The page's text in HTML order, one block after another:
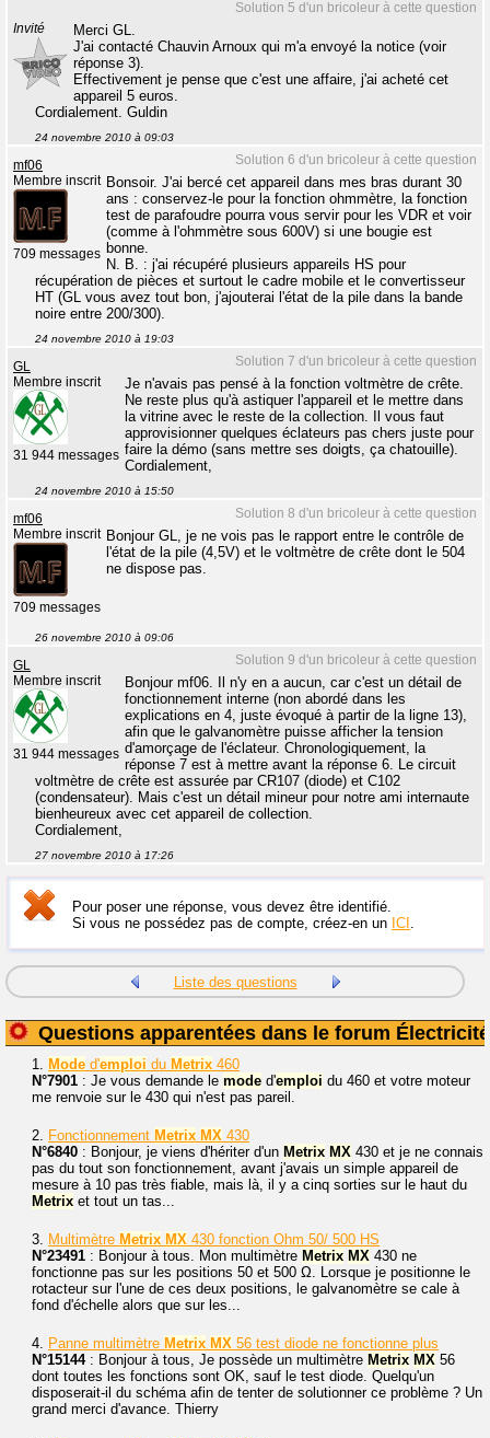
Solution 5 d'un bricoleur à cette question
Invité
Merci GL.
J'ai contacté Chauvin Arnoux qui m'a envoyé la notice (voir
réponse 3).
Effectivement je pense que c'est une affaire, j'ai acheté cet
appareil 5 euros.
Cordialement. Guldin
24 novembre 2010 à 09:03
Solution 6 d'un bricoleur à cette question
mf06
Membre inscrit
709 messages
Bonsoir. J'ai bercé cet appareil dans mes bras durant 30
ans : conservez-le pour la fonction ohmmètre, la fonction
test de parafoudre pourra vous servir pour les VDR et voir
(comme à l'ohmmètre sous 600V) si une bougie est
bonne.
N. B. : j'ai récupéré plusieurs appareils HS pour
récupération de pièces et surtout le cadre mobile et le convertisseur
HT (GL vous avez tout bon, j'ajouterai l'état de la pile dans la bande
noire entre 200/300).
24 novembre 2010 à 19:03
Solution 7 d'un bricoleur à cette question
GL
Membre inscrit
31 944 messages
Je n'avais pas pensé à la fonction voltmètre de crête.
Ne reste plus qu'à astiquer l'appareil et le mettre dans
la vitrine avec le reste de la collection. Il vous faut
approvisionner quelques éclateurs pas chers juste pour
faire la démo (sans mettre ses doigts, ça chatouille).
Cordialement,
24 novembre 2010 à 15:50
Solution 8 d'un bricoleur à cette question
mf06
Membre inscrit
709 messages
Bonjour GL, je ne vois pas le rapport entre le contrôle de
l'état de la pile (4,5V) et le voltmètre de crête dont le 504
ne dispose pas.
26 novembre 2010 à 09:06
Solution 9 d'un bricoleur à cette question
GL
Membre inscrit
31 944 messages
Bonjour mf06. Il n'y en a aucun, car c'est un détail de
fonctionnement interne (non abordé dans les
explications en 4, juste évoqué à partir de la ligne 13),
afin que le galvanomètre puisse afficher la tension
d'amorçage de l'éclateur. Chronologiquement, la
réponse 7 est à mettre avant la réponse 6. Le circuit
voltmètre de crête est assurée par CR107 (diode) et C102
(condensateur). Mais c'est un détail mineur pour notre ami internaute
bienheureux avec cet appareil de collection.
Cordialement,
27 novembre 2010 à 17:26
Pour poser une réponse, vous devez être identifié.
Si vous ne possédez pas de compte, créez-en un ICI .
Liste des questions
Questions apparentées dans le forum Électricité
1. Mode d'emploi du Metrix 460
N°7901 : Je vous demande le mode d'emploi du 460 et votre moteur
me renvoie sur le 430 qui n'est pas pareil.
2. Fonctionnement Metrix MX 430
N°6840 : Bonjour, je viens d'hériter d'un Metrix MX 430 et je ne connais
pas du tout son fonctionnement, avant j'avais un simple appareil de
mesure à 10 pas très fiable, mais là, il y a cinq sorties sur le haut du
Metrix et tout un tas...
3. Multimètre Metrix MX 430 fonction Ohm 50/ 500 HS
N°23491 : Bonjour à tous. Mon multimètre Metrix MX 430 ne
fonctionne pas sur les positions 50 et 500 Ω. Lorsque je positionne le
rotacteur sur l'une de ces deux positions, le galvanomètre se cale à
fond d'échelle alors que sur les...
4. Panne multimètre Metrix MX 56 test diode ne fonctionne plus
N°15144: Bonjour à tous, Je possède un multimètre Metrix MX 56
dont toutes les fonctions sont OK, sauf le test diode. Quelqu'un
disposerait-il du schéma afin de tenter de solutionner ce problème ? Un
grand merci d'avance. Thierry